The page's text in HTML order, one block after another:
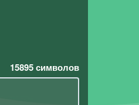
15895символов